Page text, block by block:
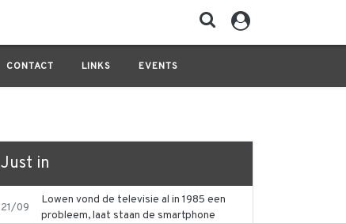
CONTACT LINKS EVENTS
Just in
21/09
Lowen vond de televisie al in 1985 een
probleem, laat staan de smartphone